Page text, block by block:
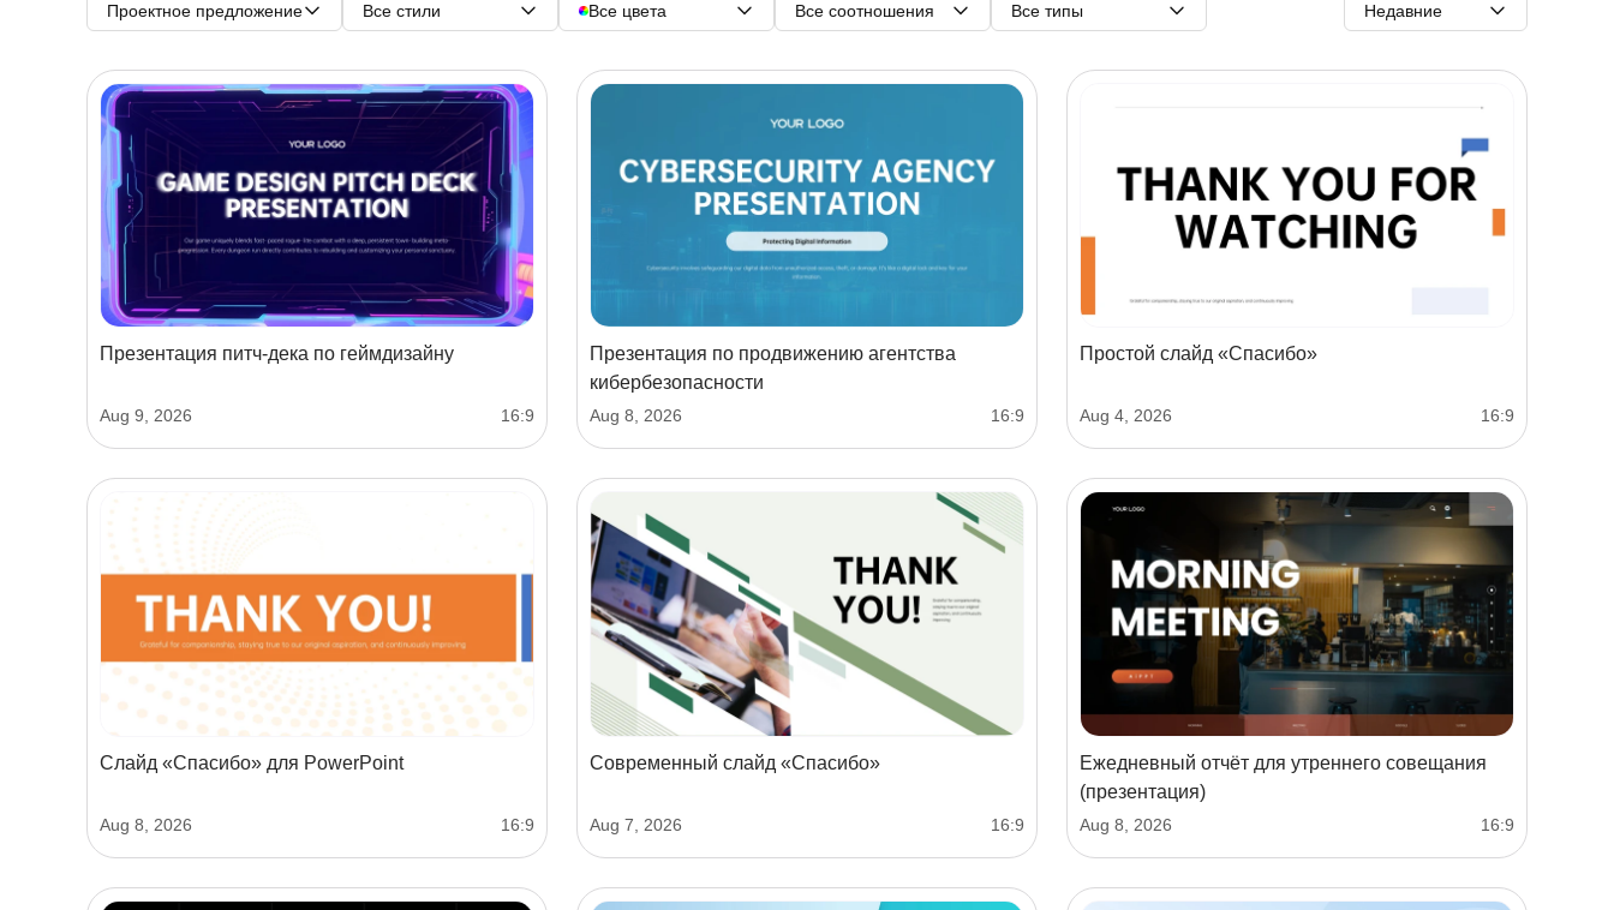
Проектное предложение Все стили Все цвета Все соотношения Все типы Недавние
Презентация питч-дека по геймдизайну
Aug 9, 2026 16:9
Презентация по продвижению агентства
кибербезопасности
Aug 8, 2026 16:9
Простой слайд «Спасибо»
Aug 4, 2026 16:9
Слайд «Спасибо» для PowerPoint
Aug 8, 2026 16:9
Современный слайд «Спасибо»
Aug 7, 2026 16:9
Ежедневный отчёт для утреннего совещания
(презентация)
Aug 8, 2026 16:9